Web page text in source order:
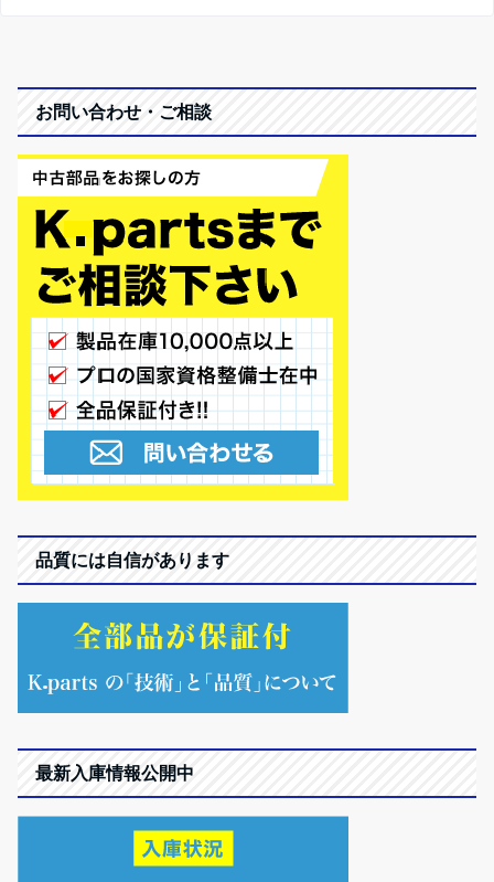
お問い合わせ・ご相談
品質には自信があります
最新入庫情報公開中